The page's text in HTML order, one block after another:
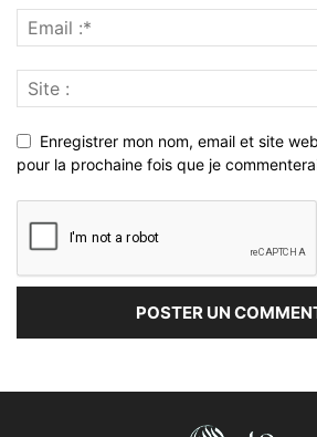
Enregistrer mon nom, email et site
pour la prochaine fois que je